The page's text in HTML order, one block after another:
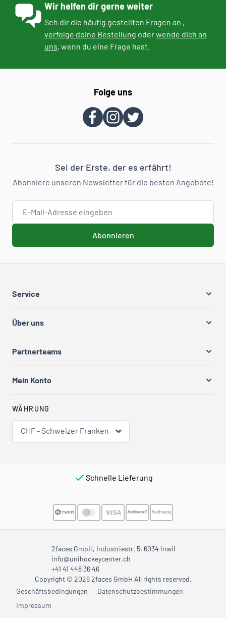
Wir helfen dir gerne weiter
Seh dir die häufig gestellten Fragen an ,
verfolge deine Bestellung oderwende dich an
uns, wenn du eine Frage hast.
Folge uns
Sei der Erste, der es erfährt!
Abonniere unseren Newsletter für die besten Angebote!
E-Mail-Adresse
Abonnieren
Service
Über uns
Partnerteams
Mein Konto
WÄHRUNG
CHF - Schweizer Franken
Schnelle Lieferung
2faces GmbH, Industriestr. 5, 6034 Inwil
info@unihockeycenter.ch
+41 41 448 36 46
Copyright © 2026 2faces GmbH All rights reserved.
Geschäftsbedingungen
Datenschutzbestimmungen
Impressum